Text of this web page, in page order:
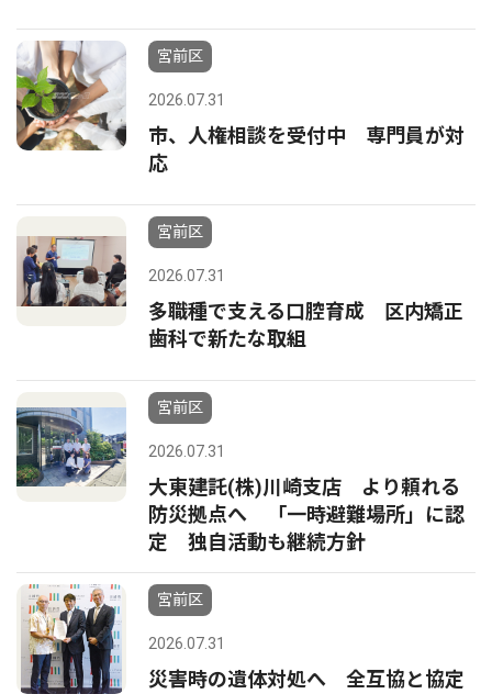
宮前区
2026.07.31
市、人権相談を受付中 専門員が対
応
宮前区
2026.07.31
多職種で支える口腔育成 区内矯正
歯科で新たな取組
宮前区
2026.07.31
大東建託(株)川崎支店 より頼れる
防災拠点へ 「一時避難場所」に認
定 独自活動も継続方針
宮前区
2026.07.31
災害時の遺体対処へ 全互協と協定